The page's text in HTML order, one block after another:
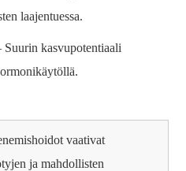
laajentuessa.
Suurin kasvupotentiaali
vaativat
ja mahdollisten